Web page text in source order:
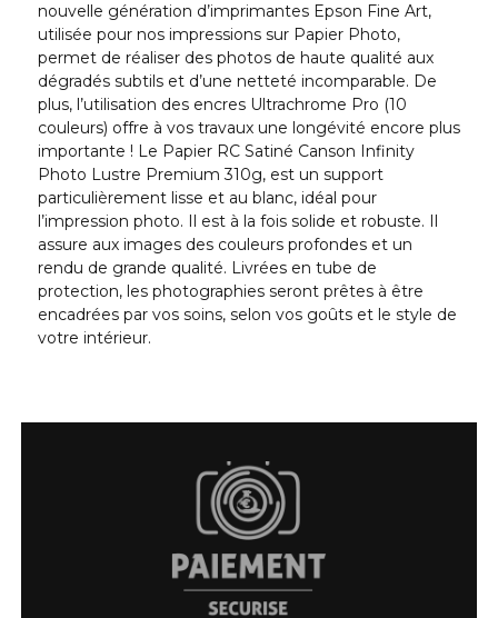
nouvelle génération d’imprimantes Epson Fine Art,
utilisée pour nos impressions sur Papier Photo,
permet de réaliser des photos de haute qualité aux
dégradés subtils et d’une netteté incomparable. De
plus, l’utilisation des encres Ultrachrome Pro (10
couleurs) offre à vos travaux une longévité encore plus
importante ! Le Papier RC Satiné Canson Infinity
Photo Lustre Premium 310g, est un support
particulièrement lisse et au blanc, idéal pour
l’impression photo. Il est à la fois solide et robuste. Il
assure aux images des couleurs profondes et un
rendu de grande qualité. Livrées en tube de
protection, les photographies seront prêtes à être
encadrées par vos soins, selon vos goûts et le style de
votre intérieur.